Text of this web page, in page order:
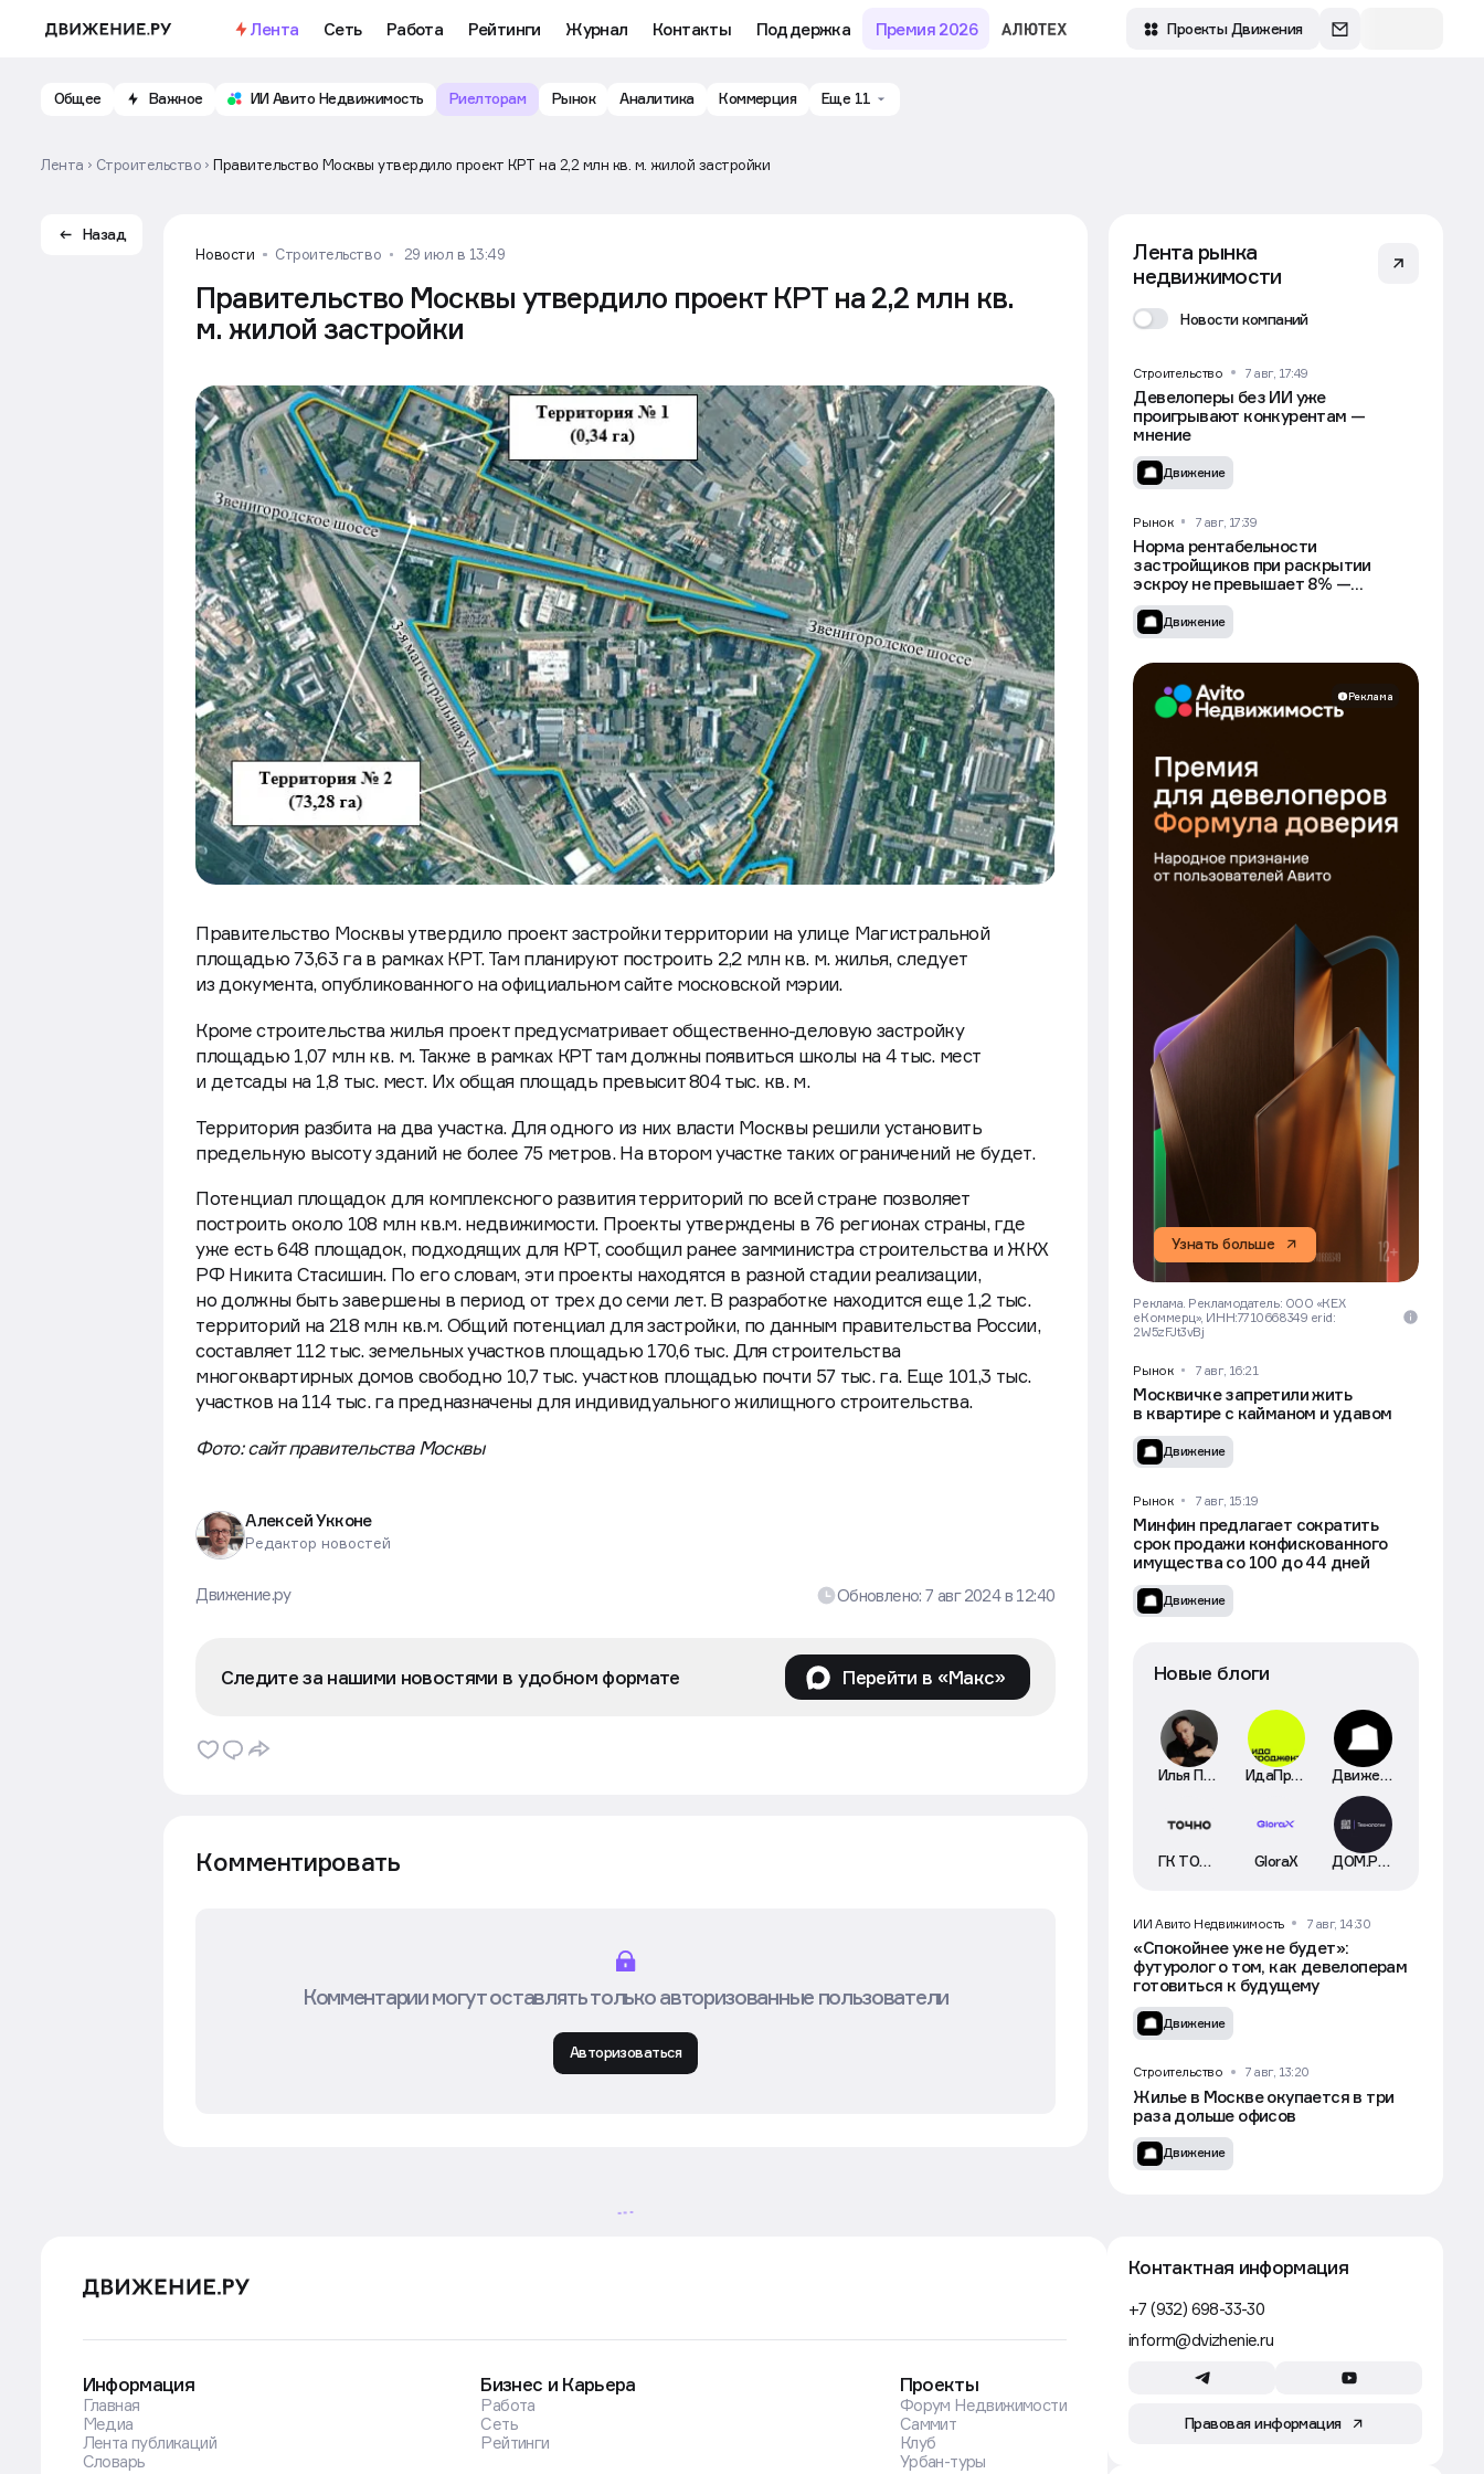
Важное Откройте доступ к бесплатному обучению и аналитике рынка в личном кабинете риелтора Зарегистрироваться
Лента Сеть Работа Рейтинги Журнал Контакты Поддержка Премия 2026 Проекты Движения
Общее Важное ИИ Авито Недвижимость Риелторам Рынок Аналитика Коммерция Еще 11
Лента Строительство Правительство Москвы утвердило проект КРТ на 2,2 млн кв. м. жилой застройки
Назад
Новости
Строительство 29 июл в 13:49
Правительство Москвы утвердило проект КРТ на 2,2 млн кв.
м. жилой застройки
Правительство Москвы утвердило проект застройки территории на улице Магистральной
площадью 73,63 га в рамках КРТ. Там планируют построить 2,2 млн кв. м. жилья, следует
из документа, опубликованного на официальном сайте московской мэрии.
Кроме строительства жилья проект предусматривает общественно-деловую застройку
площадью 1,07 млн кв. м. Также в рамках КРТ там должны появиться школы на 4 тыс. мест
и детсады на 1,8 тыс. мест. Их общая площадь превысит 804 тыс. кв. м.
Территория разбита на два участка. Для одного из них власти Москвы решили установить
предельную высоту зданий не более 75 метров. На втором участке таких ограничений не будет.
Потенциал площадок для комплексного развития территорий по всей стране позволяет
построить около 108 млн кв.м. недвижимости. Проекты утверждены в 76 регионах страны, где
уже есть 648 площадок, подходящих для КРТ, сообщил ранее замминистра строительства и ЖКХ
РФ Никита Стасишин. По его словам, эти проекты находятся в разной стадии реализации,
но должны быть завершены в период от трех до семи лет. В разработке находится еще 1,2 тыс.
территорий на 218 млн кв.м. Общий потенциал для застройки, по данным правительства России,
составляет 112 тыс. земельных участков площадью 170,6 тыс. Для строительства
многоквартирных домов свободно 10,7 тыс. участков площадью почти 57 тыс. га. Еще 101,3 тыс.
участков на 114 тыс. га предназначены для индивидуального жилищного строительства.
Фото: сайт правительства Москвы
Алексей Укконе
Редактор новостей
Движение.ру Обновлено:7 авг 2024в 12:40
Следите за нашими новостями в удобном формате Перейти в «Макс»
Комментировать
Комментарии могут оставлять только авторизованные пользователи
Авторизоваться
В России в сфере строительства заняты более 6,5 млн человек. 10 августа
специалистов — в подборке Движение.ру.
Лента рынка
недвижимости
Новости компаний
Строительство 7 авг, 17:49
Девелоперы без ИИ уже
проигрывают конкурентам —
мнение
Движение
Рынок 7 авг, 17:39
Норма рентабельности
застройщиков при раскрытии
эскроу не превышает 8% —
Минстрой
Движение
Реклама
Узнать больше
Реклама. Рекламодатель: ООО «КЕХ
еКоммерц», ИНН:7710668349 erid:
2W5zFJt3vBj
Рынок 7 авг, 16:21
Москвичке запретили жить
в квартире с кайманом и удавом
Движение
Рынок 7 авг, 15:19
Минфин предлагает сократить
срок продажи конфискованного
имущества со 100 до 44 дней
Движение
Новые блоги
Илья Пискулин ИдаПроджект Движение
ГК ТОЧНО GloraX ДОМ.РФ Технологии
ИИ Авито Недвижимость 7 авг, 14:30
«Спокойнее уже не будет»:
футуролог о том, как девелоперам
готовиться к будущему
Движение
Строительство 7 авг, 13:20
Жилье в Москве окупается в три
раза дольше офисов
Движение